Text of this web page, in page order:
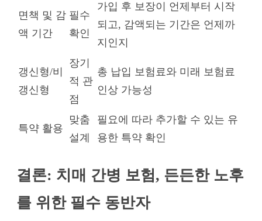
면책 및 감
액 기간
필수
확인
가입 후 보장이 언제부터 시작
되고, 감액되는 기간은 언제까
지인지
갱신형/비
갱신형
장기
적 관
점
총 납입 보험료와 미래 보험료
인상 가능성
특약 활용
맞춤
설계
필요에 따라 추가할 수 있는 유
용한 특약 확인
결론: 치매 간병 보험, 든든한 노후
를 위한 필수 동반자